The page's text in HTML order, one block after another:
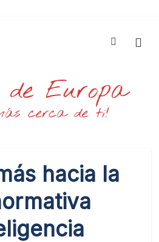
Europa
cerca de ti!
hacia la